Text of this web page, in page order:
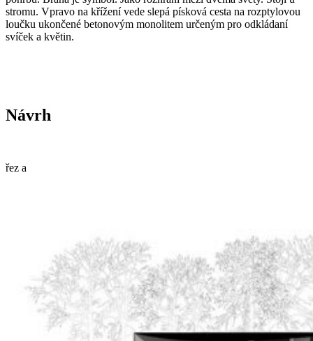
stromu. Vpravo na křížení vede slepá písková cesta na rozptylovou
loučku ukončené betonovým monolitem určeným pro odkládaní
svíček a květin.
Návrh
řez a